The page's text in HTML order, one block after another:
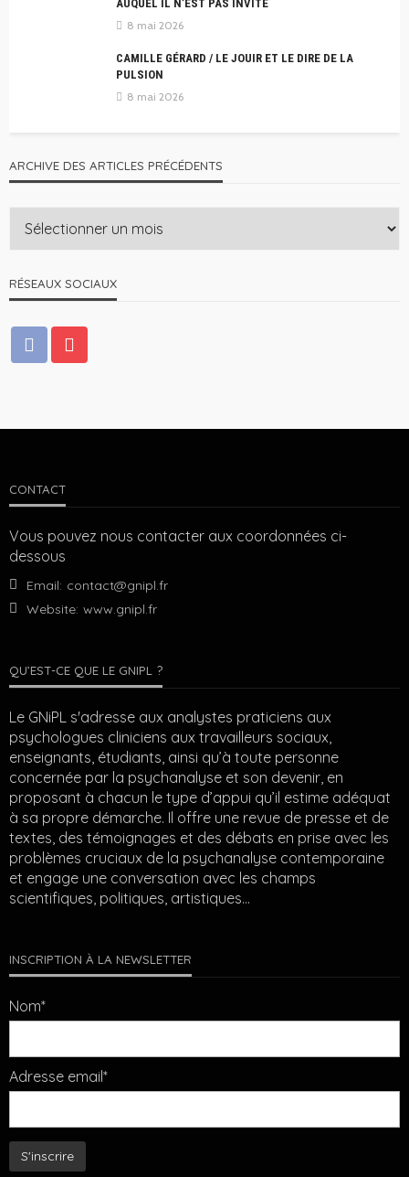
AUQUEL IL N’EST PAS INVITÉ
8 mai 2026
CAMILLE GÉRARD / LE JOUIR ET LE DIRE DE LA
PULSION
8 mai 2026
ARCHIVE DES ARTICLES PRÉCÉDENTS
RÉSEAUX SOCIAUX
CONTACT
Vous pouvez nous contacter aux coordonnées ci-
dessous
Email: contact@gnipl.fr
Website: www.gnipl.fr
QU’EST-CE QUE LE GNIPL ?
Le GNiPL s'adresse aux analystes praticiens aux
psychologues cliniciens aux travailleurs sociaux,
enseignants, étudiants, ainsi qu’à toute personne
concernée par la psychanalyse et son devenir, en
proposant à chacun le type d’appui qu’il estime adéquat
à sa propre démarche. Il offre une revue de presse et de
textes, des témoignages et des débats en prise avec les
problèmes cruciaux de la psychanalyse contemporaine
et engage une conversation avec les champs
scientifiques, politiques, artistiques…
INSCRIPTION À LA NEWSLETTER
Nom*
Adresse email*